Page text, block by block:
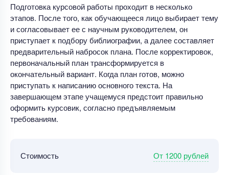
Подготовка курсовой работы проходит в несколько
этапов. После того, как обучающееся лицо выбирает тему
и согласовывает ее с научным руководителем, он
приступает к подбору библиографии, а далее составляет
предварительный набросок плана. После корректировок,
первоначальный план трансформируется в
окончательный вариант. Когда план готов, можно
приступать к написанию основного текста. На
завершающем этапе учащемуся предстоит правильно
оформить курсовик, согласно предъявляемым
требованиям.
Стоимость От 1200 рублей